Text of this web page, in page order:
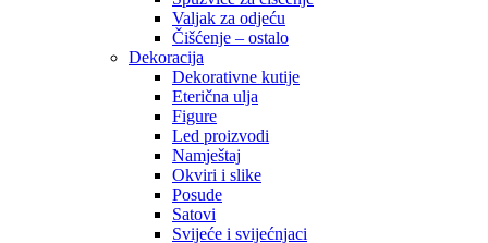
Valjak za odjeću
Čišćenje – ostalo
Dekoracija
Dekorativne kutije
Eterična ulja
Figure
Led proizvodi
Namještaj
Okviri i slike
Posude
Satovi
Svijeće i svijećnjaci